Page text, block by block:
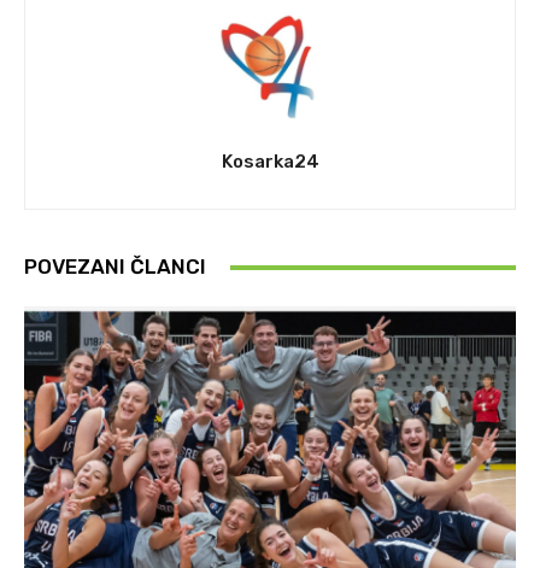
Kosarka24
POVEZANI ČLANCI